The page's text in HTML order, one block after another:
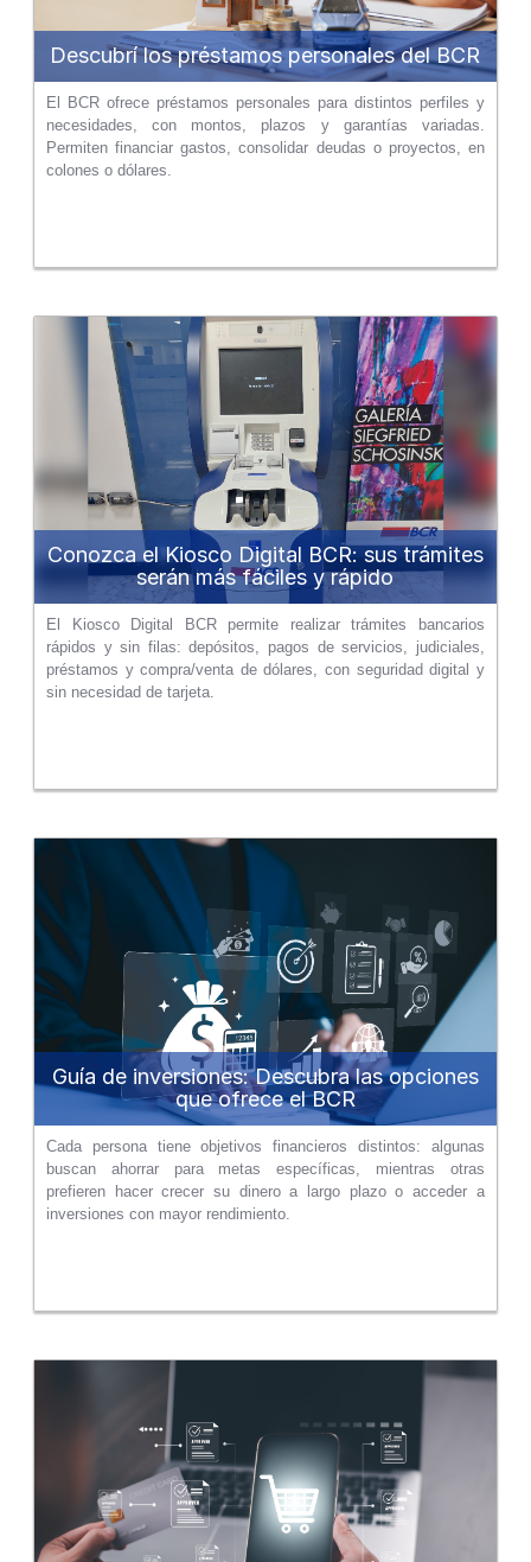
Descubrí los préstamos personales del BCR
El BCR ofrece préstamos personales para distintos perfiles y
necesidades, con montos, plazos y garantías variadas.
Permiten financiar gastos, consolidar deudas o proyectos, en
colones o dólares.
Conozca el Kiosco Digital BCR: sus trámites
serán más fáciles y rápido
El Kiosco Digital BCR permite realizar trámites bancarios
rápidos y sin filas: depósitos, pagos de servicios, judiciales,
préstamos y compra/venta de dólares, con seguridad digital y
sin necesidad de tarjeta.
Guía de inversiones: Descubra las opciones
que ofrece el BCR
Cada persona tiene objetivos financieros distintos: algunas
buscan ahorrar para metas específicas, mientras otras
prefieren hacer crecer su dinero a largo plazo o acceder a
inversiones con mayor rendimiento.